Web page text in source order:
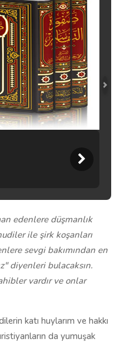
edenlere düşmanlık
ile şirk ko­şanları
sevgi bakımından en
diyenleri bulacaksın.
vardır ve onlar
katı huylarım ve hakkı
da yumuşak